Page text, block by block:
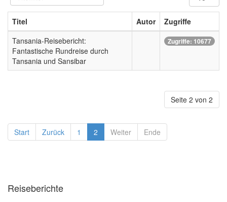
#
Titel
Autor
Zugriffe
Tansania-Reisebericht:
Fantastische Rundreise durch
Tansania und Sansibar
Zugriffe: 10677
Seite 2 von 2
Start Zurück 1 2 Weiter Ende
Reiseberichte